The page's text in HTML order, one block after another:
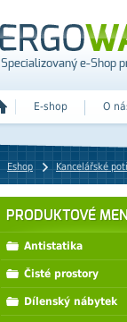
Specializovaný e-Shop
E-shop O
Eshop Kancelářské
PRODUKTOVÉ
Antistatika
Čisté prostory
Dílenský nábytek